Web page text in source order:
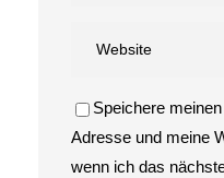
Speichere
Adresse und meine
wenn ich das